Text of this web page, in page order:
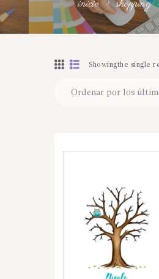
inicio shopping
TIENDA ONLINE
Showingthe single